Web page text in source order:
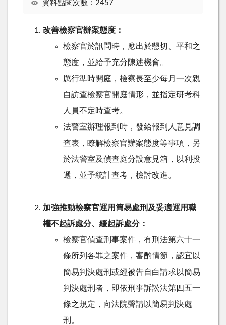
資料點閱次數：2457
改善檢察官辦案態度：
檢察官於訊問時，應出於懇切、平和之
態度，並給予充分陳述機會。
厲行準時開庭，檢察長至少每月一次親
自訪查檢察官開庭情形，並指定研考科
人員不定時查考。
法警室辦理報到時，發給報到人意見調
查表，瞭解檢察官辦案態度等事項，另
於法警室及偵查庭分設意見箱，以利投
遞，並予統計查考，檢討改進。
加強推動檢察官運用簡易處刑及妥適運用職
權不起訴處分、緩起訴處分：
檢察官偵查刑事案件，有刑法第六十一
條所列各罪之案件，審酌情節，認宜以
簡易判決處刑或經被告自白請求以簡易
判決處刑者，即依刑事訴訟法第四五一
條之規定，向法院聲請以簡易判決處
刑。